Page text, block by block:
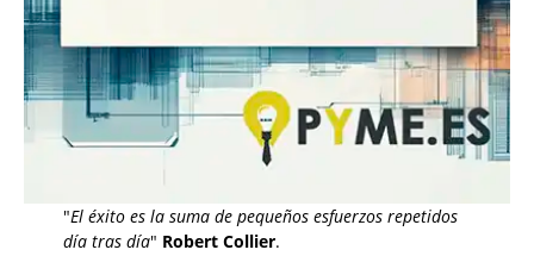
"El éxito es la suma de pequeños esfuerzos repetidos
día tras día" Robert Collier.